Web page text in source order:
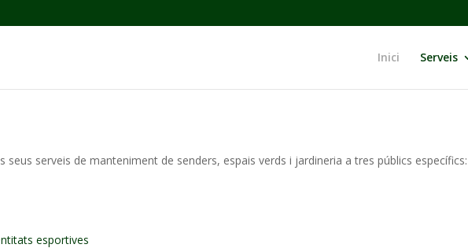
Inici Serveis
seus serveis de manteniment de senders, espais verds i jardineria a tres públics específics:
esportives